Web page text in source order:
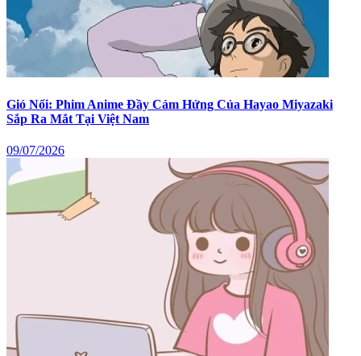
Gió Nổi: Phim Anime Đầy Cảm Hứng Của Hayao Miyazaki
Sắp Ra Mắt Tại Việt Nam
09/07/2026